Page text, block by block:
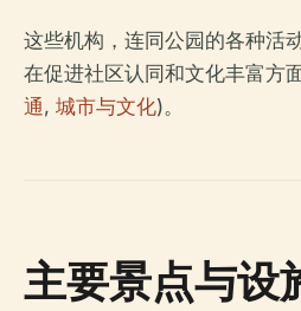
这些机构，连同公园的各种活
在促进社区认同和文化丰富方
通, 城市与文化)。
主要景点与设